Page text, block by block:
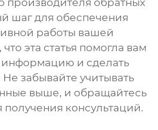
производителя обратных
шаг для обеспечения
работы вашей
эта статья помогла вам
информацию и сделать
забывайте учитывать
выше, и обращайтесь
консультаций.